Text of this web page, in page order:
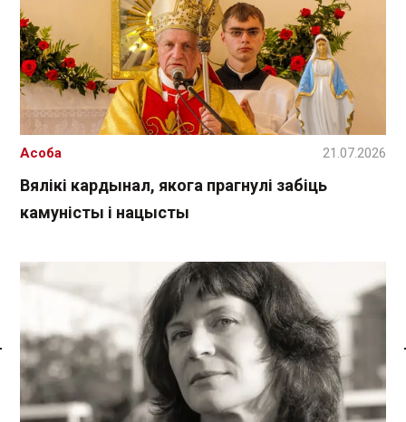
Спасылка без VPN
Вялікі кардынал, якога прагнулі забіць
камуністы і нацысты
Асоба 21.07.2026